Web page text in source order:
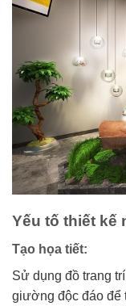
Yếu tố thiết kế
Tạo họa tiết:
Sử dụng đồ trang
giường độc đáo để